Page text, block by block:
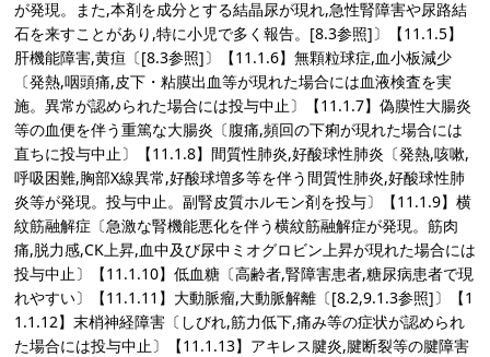
が発現。また,本剤を成分とする結晶尿が現れ,急性腎障害や尿路結
石を来すことがあり,特に小児で多く報告。[8.3参照]〕【11.1.5】
肝機能障害,黄疸〔[8.3参照]〕【11.1.6】無顆粒球症,血小板減少
〔発熱,咽頭痛,皮下・粘膜出血等が現れた場合には血液検査を実
施。異常が認められた場合には投与中止〕【11.1.7】偽膜性大腸炎
等の血便を伴う重篤な大腸炎〔腹痛,頻回の下痢が現れた場合には
直ちに投与中止〕【11.1.8】間質性肺炎,好酸球性肺炎〔発熱,咳嗽,
呼吸困難,胸部X線異常,好酸球増多等を伴う間質性肺炎,好酸球性肺
炎等が発現。投与中止。副腎皮質ホルモン剤を投与〕【11.1.9】横
紋筋融解症〔急激な腎機能悪化を伴う横紋筋融解症が発現。筋肉
痛,脱力感,CK上昇,血中及び尿中ミオグロビン上昇が現れた場合には
投与中止〕【11.1.10】低血糖〔高齢者,腎障害患者,糖尿病患者で現
れやすい〕【11.1.11】大動脈瘤,大動脈解離〔[8.2,9.1.3参照]〕【1
1.1.12】末梢神経障害〔しびれ,筋力低下,痛み等の症状が認められ
た場合には投与中止〕【11.1.13】アキレス腱炎,腱断裂等の腱障害